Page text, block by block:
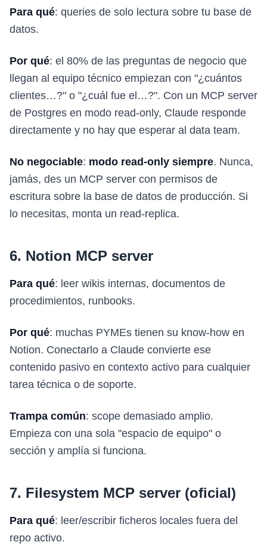
Para qué: queries de solo lectura sobre tu base de
datos.
Por qué: el 80% de las preguntas de negocio que
llegan al equipo técnico empiezan con "¿cuántos
clientes…?" o "¿cuál fue el…?". Con un MCP server
de Postgres en modo read-only, Claude responde
directamente y no hay que esperar al data team.
No negociable: modo read-only siempre. Nunca,
jamás, des un MCP server con permisos de
escritura sobre la base de datos de producción. Si
lo necesitas, monta un read-replica.
6. Notion MCP server
Para qué: leer wikis internas, documentos de
procedimientos, runbooks.
Por qué: muchas PYMEs tienen su know-how en
Notion. Conectarlo a Claude convierte ese
contenido pasivo en contexto activo para cualquier
tarea técnica o de soporte.
Trampa común: scope demasiado amplio.
Empieza con una sola "espacio de equipo" o
sección y amplía si funciona.
7. Filesystem MCP server (oficial)
Para qué: leer/escribir ficheros locales fuera del
repo activo.